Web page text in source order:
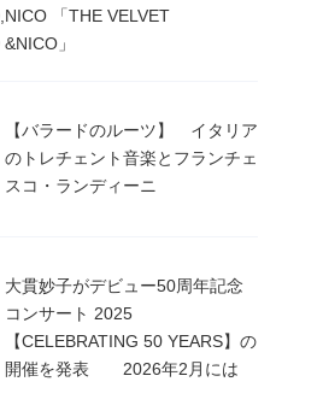
「THE VELVET
」
【バラードのルーツ】 イタリア
のトレチェント音楽とフランチェ
スコ・ランディーニ
大貫妙子がデビュー50周年記念
コンサート 2025
【CELEBRATING 50 YEARS】の
開催を発表 2026年2月には